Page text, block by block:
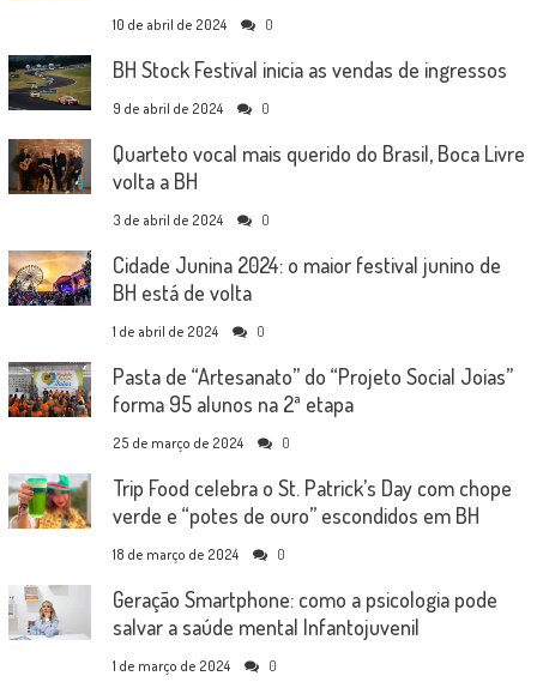
10 de abril de 2024 0
BH Stock Festival inicia as vendas de ingressos
9 de abril de 2024 0
Quarteto vocal mais querido do Brasil, Boca Livre
volta a BH
3 de abril de 2024 0
Cidade Junina 2024: o maior festival junino de
BH está de volta
1 de abril de 2024 0
Pasta de “Artesanato” do “Projeto Social Joias”
forma 95 alunos na 2ª etapa
25 de março de 2024 0
Trip Food celebra o St. Patrick’s Day com chope
verde e “potes de ouro” escondidos em BH
18 de março de 2024 0
Geração Smartphone: como a psicologia pode
salvar a saúde mental Infantojuvenil
1 de março de 2024 0